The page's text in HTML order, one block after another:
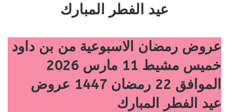
عيد الفطر المبارك
عروض رمضان الاسبوعية من بن داود
خميس مشيط 11 مارس 2026
الموافق 22 رمضان 1447 عروض
عيد الفطر المبارك